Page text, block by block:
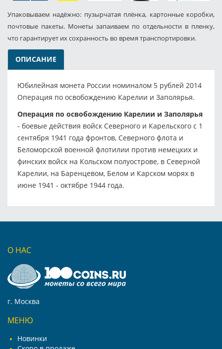
Упаковываем надёжно: пузырчатая плёнка, картонные коробки,
почтовые пакеты. Монеты запаиваем по отдельности в пленку,
что гарантирует их сохранность во время транспортировки.
ОПИСАНИЕ
Юбилейная монета России номиналом 5 рублей 2014
Операция по освобождению Карелии и Заполярья.
Операция по освобождению Карелии и Заполярья
- боевые действия войск Северного и Карельского с 1
сентября 1941 года фронтов, Северного флота и
Беломорской военной флотилии против немецких и
финских войск на Кольском полуострове, в Северной
Карелии, на Баренцевом, Белом и Карском морях в
июне 1941 - октябре 1944 года.
О НАС
г. Москва
МЕНЮ
Новинки